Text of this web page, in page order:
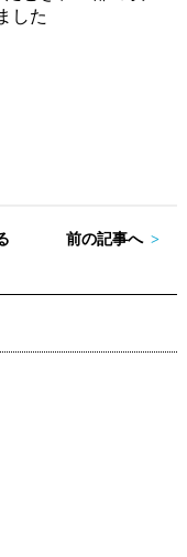
した
前の記事へ